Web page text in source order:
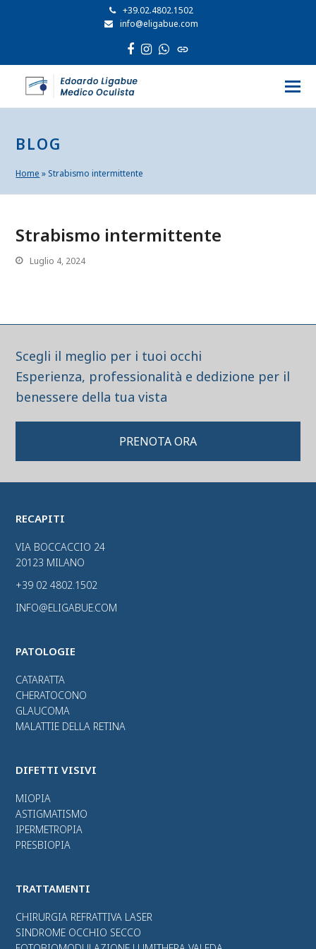
+39.02.4802.1502
info@eligabue.com
Facebook
Instagram
Whatsapp
Sito
web
BLOG
Home » Strabismo intermittente
Strabismo intermittente
Luglio 4, 2024
Scegli il meglio per i tuoi occhi
Esperienza, professionalità e dedizione per il
benessere della tua vista
PRENOTA ORA
RECAPITI
VIA BOCCACCIO 24
20123 MILANO
+39 02 4802.1502
INFO@ELIGABUE.COM
PATOLOGIE
CATARATTA
CHERATOCONO
GLAUCOMA
MALATTIE DELLA RETINA
DIFETTI VISIVI
MIOPIA
ASTIGMATISMO
IPERMETROPIA
PRESBIOPIA
TRATTAMENTI
CHIRURGIA REFRATTIVA LASER
SINDROME OCCHIO SECCO